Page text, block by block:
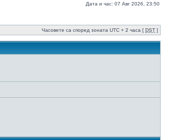
Дата и час: 07 Авг 2026, 23:50
Часовете са според зоната UTC + 2 часа [ DST ]